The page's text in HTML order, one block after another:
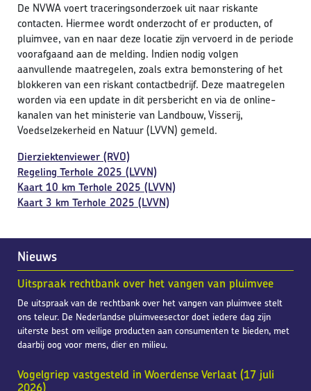
Nieuws
Uitspraak rechtbank over het vangen van pluimvee
De uitspraak van de rechtbank over het vangen van pluimvee stelt
ons teleur. De Nederlandse pluimveesector doet iedere dag zijn
uiterste best om veilige producten aan consumenten te bieden, met
daarbij oog voor mens, dier en milieu.
Vogelgriep vastgesteld in Woerdense Verlaat (17 juli
2026)
De NVWA voert traceringsonderzoek uit naar riskante
contacten. Hiermee wordt onderzocht of er producten, of
pluimvee, van en naar deze locatie zijn vervoerd in de periode
voorafgaand aan de melding. Indien nodig volgen
aanvullende maatregelen, zoals extra bemonstering of het
blokkeren van een riskant contactbedrijf. Deze maatregelen
worden via een update in dit persbericht en via de online-
kanalen van het ministerie van Landbouw, Visserij,
Voedselzekerheid en Natuur (LVVN) gemeld.
Dierziektenviewer (RVO)
Regeling Terhole 2025 (LVVN)
Kaart 10 km Terhole 2025 (LVVN)
Kaart 3 km Terhole 2025 (LVVN)